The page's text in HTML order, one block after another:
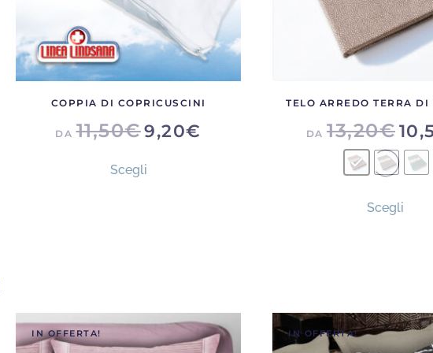
COPPIA DI COPRICUSCINI
DA11,50€9,20€
Scegliprodotto
essere
TELO ARREDO TERRA DI
DA 13,20€
Scegli
IN OFFERTA! IN OFFERTA!